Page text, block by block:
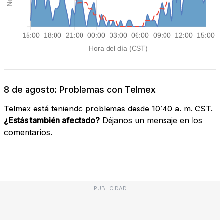
8 de agosto: Problemas con Telmex
Telmex está teniendo problemas desde 10:40 a. m. CST.
¿Estás también afectado? Déjanos un mensaje en los
comentarios.
PUBLICIDAD